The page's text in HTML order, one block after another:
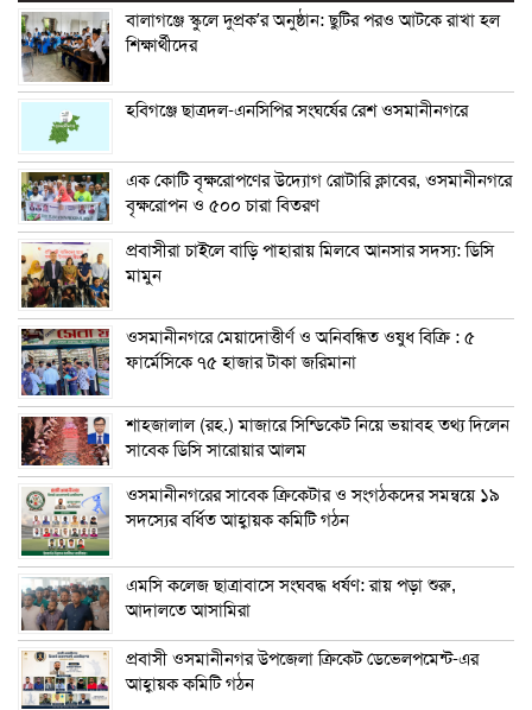
বালাগঞ্জে স্কুলে দুপ্রক’র অনুষ্ঠান: ছুটির পরও আটকে রাখা হল
শিক্ষার্থীদের
হবিগঞ্জে ছাত্রদল-এনসিপির সংঘর্ষের রেশ ওসমানীনগরে
এক কোটি বৃক্ষরোপণের উদ্যোগ রোটারি ক্লাবের, ওসমানীনগরে
বৃক্ষরোপন ও ৫০০ চারা বিতরণ
প্রবাসীরা চাইলে বাড়ি পাহারায় মিলবে আনসার সদস্য: ডিসি
মামুন
ওসমানীনগরে মেয়াদোত্তীর্ণ ও অনিবন্ধিত ওষুধ বিক্রি : ৫
ফার্মেসিকে ৭৫ হাজার টাকা জরিমানা
শাহজালাল (রহ.) মাজারে সিন্ডিকেট নিয়ে ভয়াবহ তথ্য দিলেন
সাবেক ডিসি সারোয়ার আলম
ওসমানীনগরের সাবেক ক্রিকেটার ও সংগঠকদের সমন্বয়ে ১৯
সদস্যের বর্ধিত আহ্বায়ক কমিটি গঠন
এম‌সি কলেজ ছাত্রাবাসে সংঘবদ্ধ ধর্ষণ: রায় পড়া শুরু,
আদালতে আসামিরা
প্রবাসী ওসমানীনগর উপজেলা ক্রিকেট ডেভেলপমেন্ট-এর
আহ্বায়ক কমিটি গঠন